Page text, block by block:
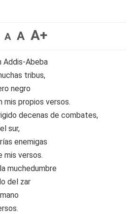
A A A+
Addis-Abeba
tribus,
negro
mis propios versos.
decenas de combates,
sur,
enemigas
mis versos.
muchedumbre
del zar